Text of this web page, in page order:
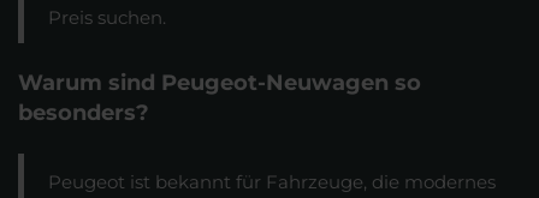
Preis suchen.
Warum sind Peugeot-Neuwagen so
besonders?
Peugeot ist bekannt für Fahrzeuge, die modernes